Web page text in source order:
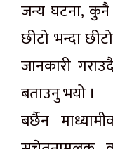
जन्य घटना, कुनै
छीटो भन्दा
जानकारी
बताउनु भयो ।
बर्छैन